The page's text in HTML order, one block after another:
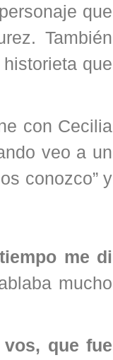
que
También
que
con Cecilia
veo a un
conozco” y
me di
mucho
que fue